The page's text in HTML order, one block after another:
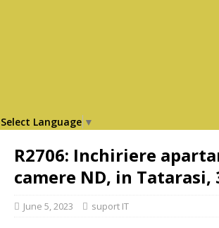
Select Language ▼
R2706: Inchiriere
camere ND, in Tatarasi,
June 5, 2023 suport IT